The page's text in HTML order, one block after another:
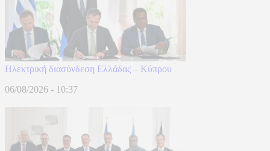
Ηλεκτρική διασύνδεση Ελλάδας – Κύπρου
06/08/2026 - 10:37